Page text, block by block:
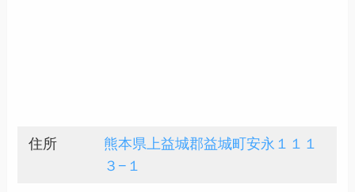
住所
熊本県上益城郡益城町安永１１１
３−１